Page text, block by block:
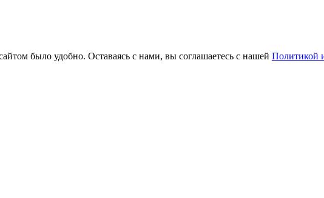
было удобно. Оставаясь с нами, вы соглашаетесь с нашей Политикой